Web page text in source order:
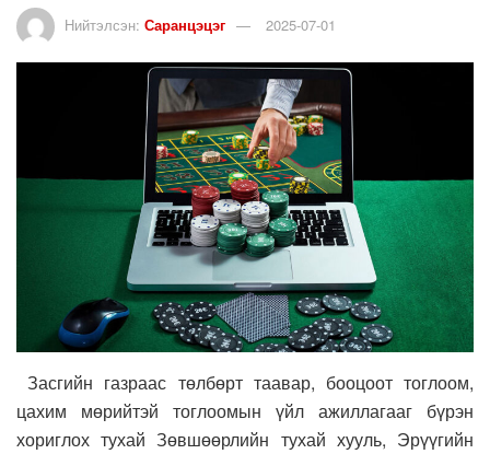
Нийтэлсэн: Саранцэцэг 2025-07-01
Засгийн газраас төлбөрт таавар, бооцоот тоглоом,
цахим мөрийтэй тоглоомын үйл ажиллагааг бүрэн
хориглох тухай Зөвшөөрлийн тухай хууль, Эрүүгийн